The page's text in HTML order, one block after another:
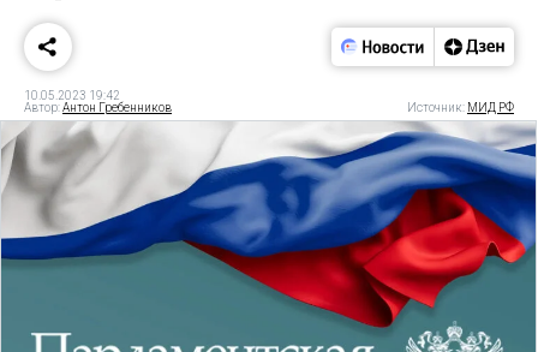
10.05.2023 19:42
Автор:Антон Гребенников Источник: МИД РФ